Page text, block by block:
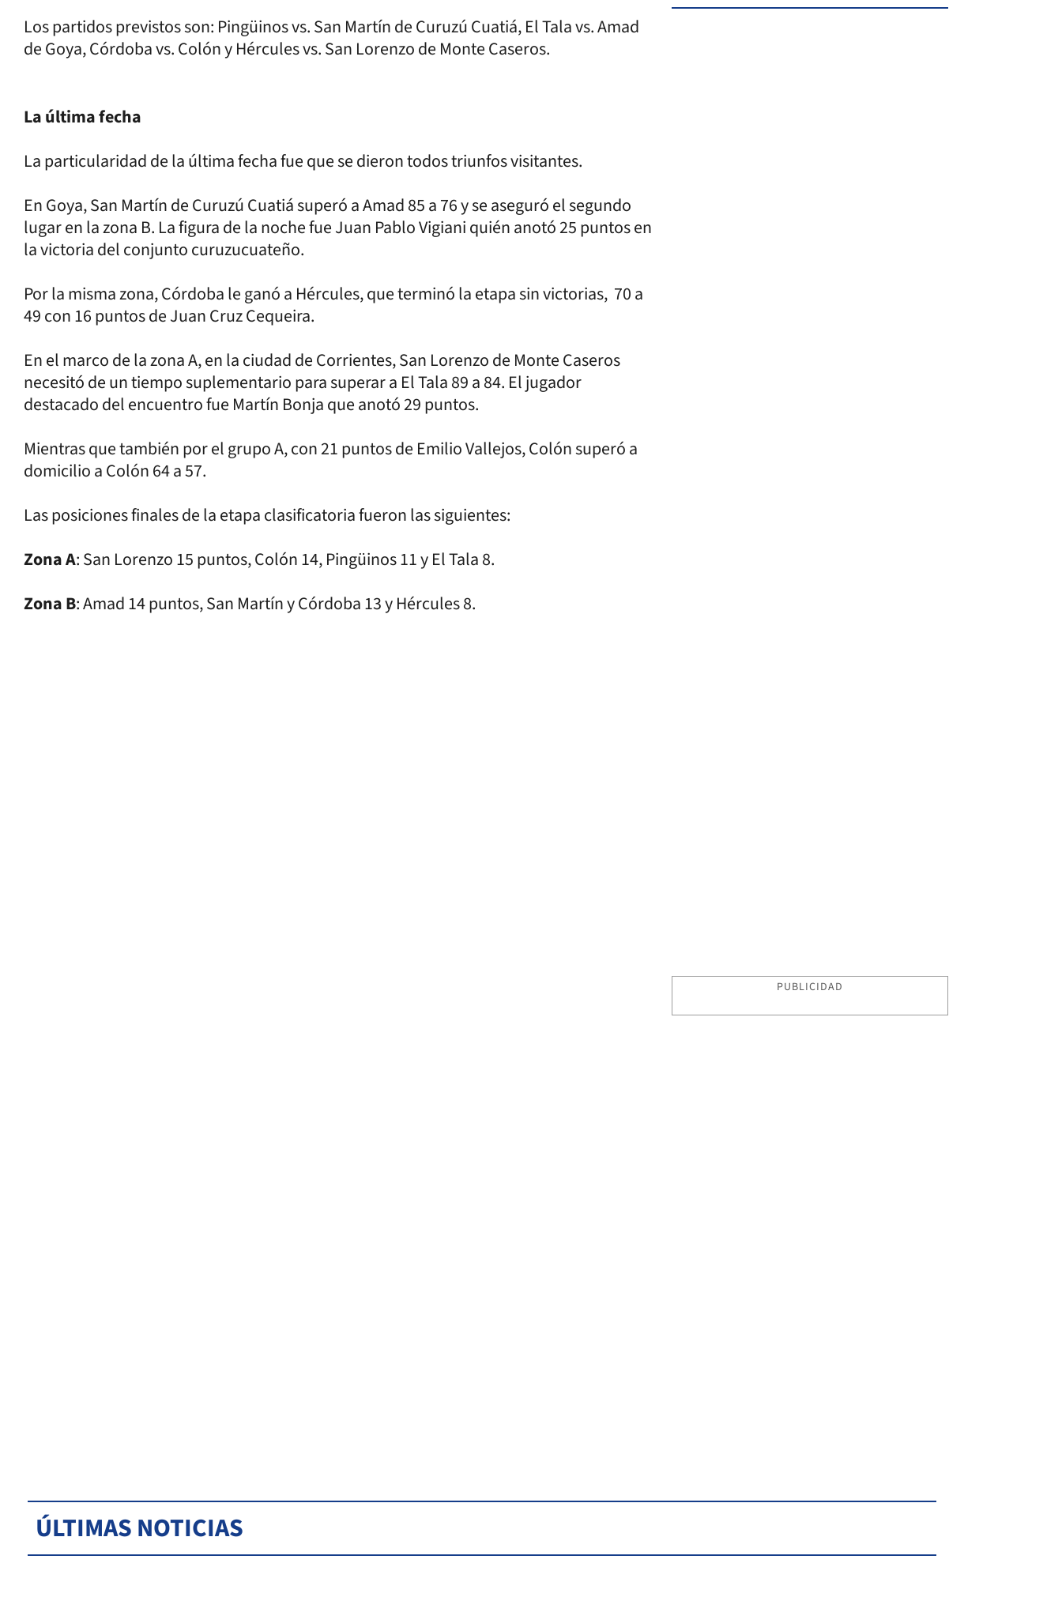
Los partidos previstos son: Pingüinos vs. San Martín de Curuzú Cuatiá, El Tala vs. Amad
de Goya, Córdoba vs. Colón y Hércules vs. San Lorenzo de Monte Caseros.
La última fecha
La particularidad de la última fecha fue que se dieron todos triunfos visitantes.
En Goya, San Martín de Curuzú Cuatiá superó a Amad 85 a 76 y se aseguró el segundo
lugar en la zona B. La figura de la noche fue Juan Pablo Vigiani quién anotó 25 puntos en
la victoria del conjunto curuzucuateño.
Por la misma zona, Córdoba le ganó a Hércules, que terminó la etapa sin victorias, 70 a
49 con 16 puntos de Juan Cruz Cequeira.
En el marco de la zona A, en la ciudad de Corrientes, San Lorenzo de Monte Caseros
necesitó de un tiempo suplementario para superar a El Tala 89 a 84. El jugador
destacado del encuentro fue Martín Bonja que anotó 29 puntos.
Mientras que también por el grupo A, con 21 puntos de Emilio Vallejos, Colón superó a
domicilio a Colón 64 a 57.
Las posiciones finales de la etapa clasificatoria fueron las siguientes:
Zona A: San Lorenzo 15 puntos, Colón 14, Pingüinos 11 y El Tala 8.
Zona B: Amad 14 puntos, San Martín y Córdoba 13 y Hércules 8.
PUBLICIDAD
ÚLTIMAS NOTICIAS